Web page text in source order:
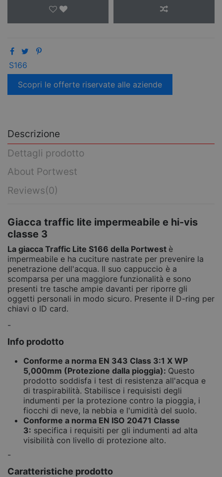
S166
Scopri le offerte riservate alle aziende
Descrizione
Dettagli prodotto
About Portwest
Reviews(0)
Giacca traffic lite impermeabile e hi-vis
classe 3
La giacca Traffic Lite S166 della Portwest è
impermeabile e ha cuciture nastrate per prevenire la
penetrazione dell'acqua. Il suo cappuccio è a
scomparsa per una maggiore funzionalità e sono
presenti tre tasche ampie davanti per riporre gli
oggetti personali in modo sicuro. Presente il D-ring per
chiavi o ID card.
-
Info prodotto
Conforme a norma EN 343 Class 3:1 X WP
5,000mm (Protezione dalla pioggia): Questo
prodotto soddisfa i test di resistenza all'acqua e
di traspirabilità. Stabilisce i requisisti degli
indumenti per la protezione contro la pioggia, i
fiocchi di neve, la nebbia e l'umidità del suolo.
Conforme a norma EN ISO 20471 Classe
3: specifica i requisiti per gli indumenti ad alta
visibilità con livello di protezione alto.
-
Caratteristiche prodotto